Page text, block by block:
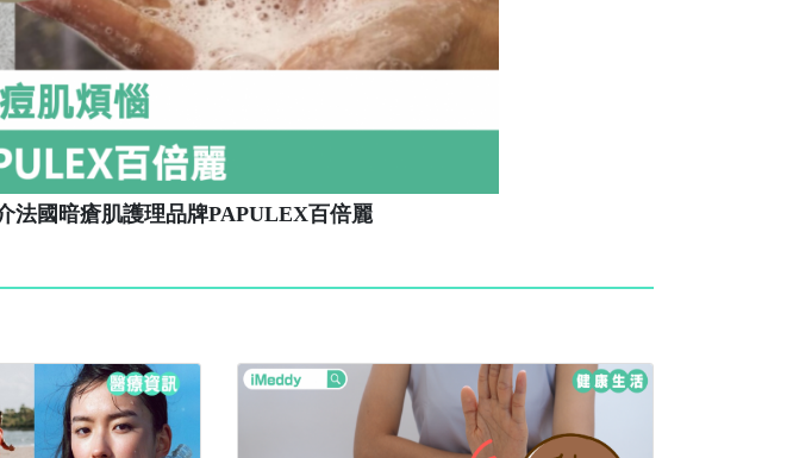
法國暗瘡肌護理品牌PAPULEX百倍麗